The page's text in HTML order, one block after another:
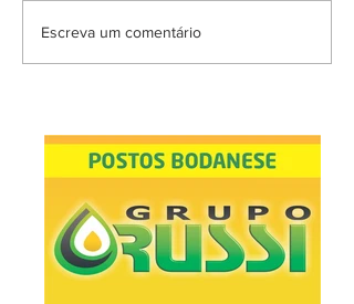
Escreva um comentário